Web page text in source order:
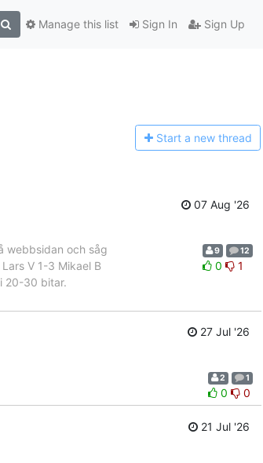
Sign In Sign Up
Manage this list
Start a new thread
07 Aug '26
webbsidan och såg
V 1-3 Mikael B
20-30 bitar.
9 12
0 1
27 Jul '26
2 1
0 0
21 Jul '26